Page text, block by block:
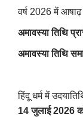
वर्ष 2026 में आषाढ़
अमावस्या तिथि
अमावस्या तिथि
हिंदू धर्म में
14 जुलाई 2026